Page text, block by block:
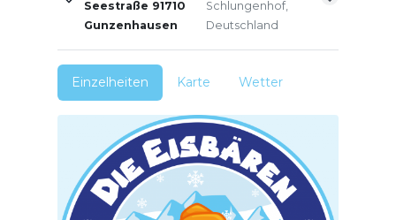
Seestraße 91710
Gunzenhausen
Schlungenhof,
Deutschland
Einzelheiten Karte Wetter